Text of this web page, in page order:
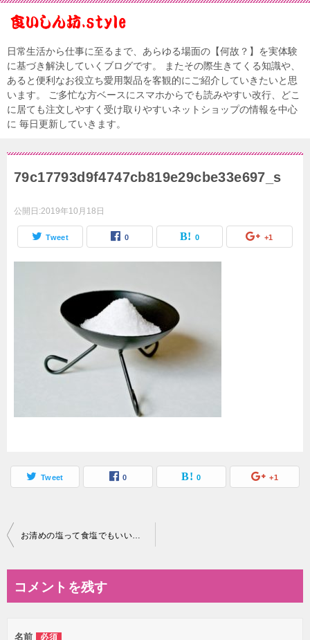
日常生活から仕事に至るまで、あらゆる場面の【何故？】を実体験
に基づき解決していくブログです。 またその際生きてくる知識や、
あると便利なお役立ち愛用製品を客観的にご紹介していきたいと思
います。 ご多忙な方ベースにスマホからでも読みやすい改行、どこ
に居ても注文しやすく受け取りやすいネットショップの情報を中心
に 毎日更新していきます。
79c17793d9f4747cb819e29cbe33e697_s
公開日:2019年10月18日
Tweet 0 0 +1
Tweet 0 0 +1
投
ビ
お清めの塩って食塩でもいいの？お清めの塩の意味や使い方とは
コメントを残す
名前 必須